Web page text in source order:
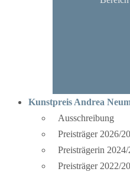
Kunstpreis Andrea
Ausschreibung
Preisträger 2026/
Preisträgerin
Preisträger 2022/